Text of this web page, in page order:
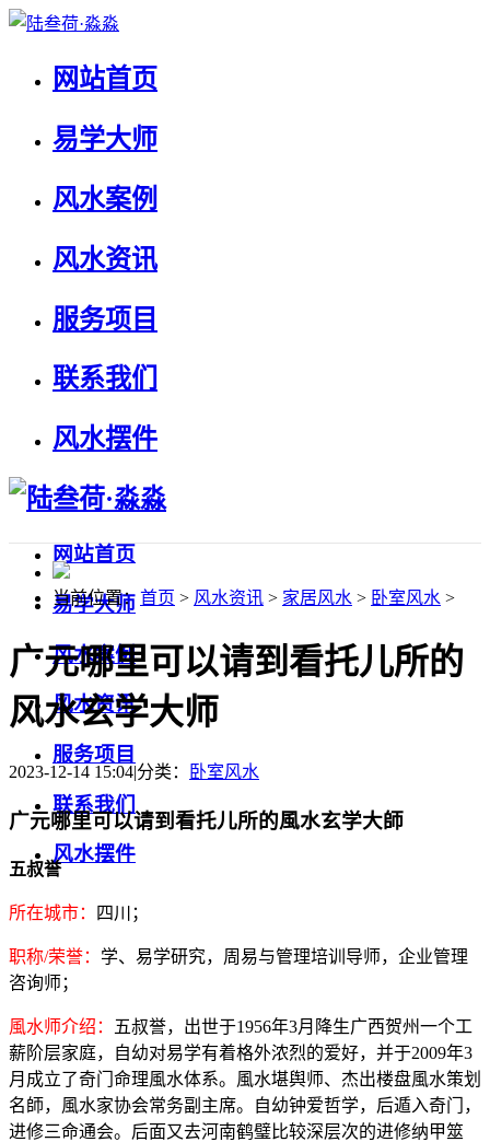
网站首页
易学大师
风水案例
风水资讯
服务项目
联系我们
风水摆件
网站首页
易学大师
风水案例
风水资讯
服务项目
联系我们
风水摆件
当前位置： 首页 > 风水资讯 > 家居风水 > 卧室风水 >
广元哪里可以请到看托儿所的
风水玄学大师
2023-12-14 15:04|分类： 卧室风水
广元哪里可以请到看托儿所的風水玄学大師
五叔誉
所在城市： 四川；
职称/荣誉： 学、易学研究，周易与管理培训导师，企业管理
咨询师；
風水师介绍：
五叔誉，出世于1956年3月降生广西贺州一个工
薪阶层家庭，自幼对易学有着格外浓烈的爱好，并于2009年3
月成立了奇门命理風水体系。風水堪舆师、杰出楼盘風水策划
名師，風水家协会常务副主席。自幼钟爱哲学，后遁入奇门，
进修三命通会。后面又去河南鹤璧比较深层次的进修纳甲筮